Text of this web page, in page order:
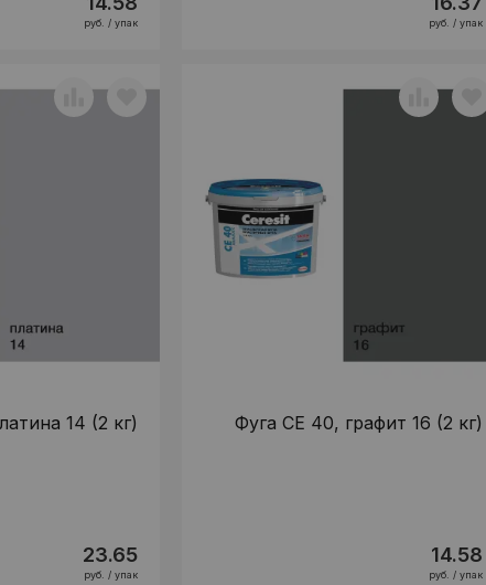
руб. / упак руб. / упак
14 (2 кг)
23.65
руб. / упак
Фуга CE 40, графит 16 (2 кг)
14.58
руб. / упак